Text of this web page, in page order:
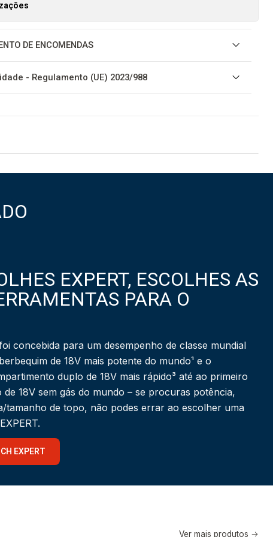
DE ENCOMENDAS
- Regulamento (UE) 2023/988
EXPERT, ESCOLHES AS
PARA O
concebida para um desempenho de classe mundial
de 18V mais potente do mundo¹ e o
duplo de 18V mais rápido³ até ao primeiro
18V sem gás do mundo – se procuras potência,
tamanho de topo, não podes errar ao escolher uma
EXPERT
Ver mais produtos